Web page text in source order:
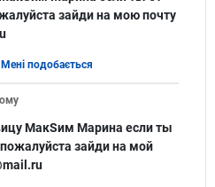
зайди на мою почту
Мені подобається
МакSим Марина если ты
зайди на мой